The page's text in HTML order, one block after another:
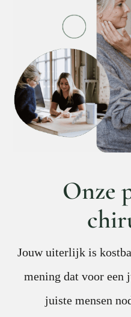
Onze
Jouw uiterlijk is
mening dat voor een
juiste mensen